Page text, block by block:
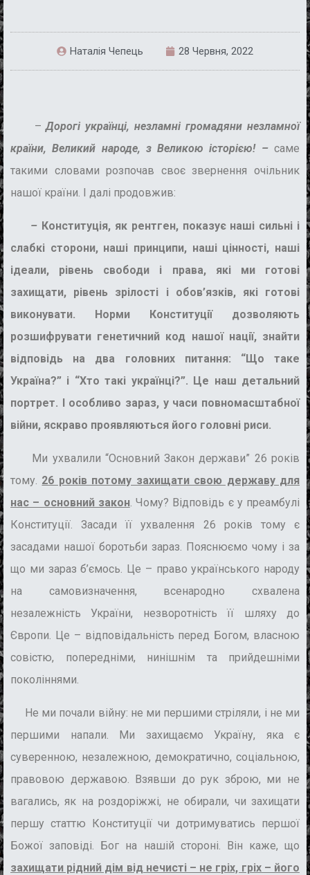
Наталія Чепець 28 Червня, 2022
–Дорогі українці, незламні громадяни незламної
країни, Великий народе, з Великою історією! – саме
такими словами розпочав своє звернення очільник
нашої країни. І далі продовжив:
– Конституція, як рентген, показує наші сильні і
слабкі сторони, наші принципи, наші цінності, наші
ідеали, рівень свободи і права, які ми готові
захищати, рівень зрілості і обов’язків, які готові
виконувати. Норми Конституції дозволяють
розшифрувати генетичний код нашої нації, знайти
відповідь на два головних питання: “Що таке
Україна?” і “Хто такі українці?”. Це наш детальний
портрет. І особливо зараз, у часи повномасштабної
війни, яскраво проявляються його головні риси.
Ми ухвалили “Основний Закон держави” 26 років
тому. 26 років потому захищати свою державу для
нас – основний закон. Чому? Відповідь є у преамбулі
Конституції. Засади її ухвалення 26 років тому є
засадами нашої боротьби зараз. Пояснюємо чому і за
що ми зараз б’ємось. Це – право українського народу
на самовизначення, всенародно схвалена
незалежність України, незворотність її шляху до
Європи. Це – відповідальність перед Богом, власною
совістю, попередніми, нинішнім та прийдешніми
поколіннями.
Не ми почали війну: не ми першими стріляли, і не ми
першими напали. Ми захищаємо Україну, яка є
суверенною, незалежною, демократично, соціальною,
правовою державою. Взявши до рук зброю, ми не
вагались, як на роздоріжжі, не обирали, чи захищати
першу статтю Конституції чи дотримуватись першої
Божої заповіді. Бог на нашій стороні. Він каже, що
захищати рідний дім від нечисті – не гріх, гріх – його